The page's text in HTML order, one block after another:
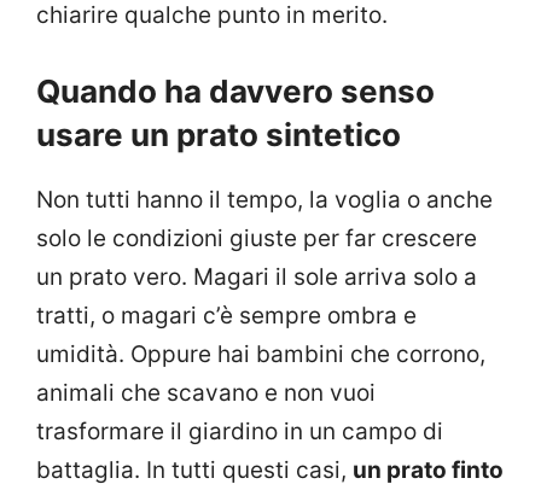
chiarire qualche punto in merito.
Quando ha davvero senso
usare un prato sintetico
Non tutti hanno il tempo, la voglia o anche
solo le condizioni giuste per far crescere
un prato vero. Magari il sole arriva solo a
tratti, o magari c’è sempre ombra e
umidità. Oppure hai bambini che corrono,
animali che scavano e non vuoi
trasformare il giardino in un campo di
battaglia. In tutti questi casi, un prato finto